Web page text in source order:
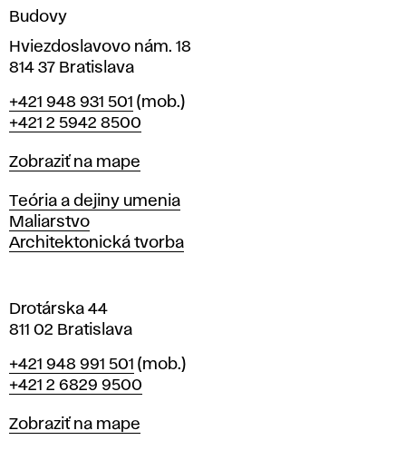
í
v
r
a
i
l
a
v
Budovy
Hviezdoslavovo nám. 18
814 37 Bratislava
Telefón
+421 948 931 501 (mob.)
+421 2 5942 8500
Mapa
Zobraziť na mape
Katedry
Teória a dejiny umenia
Maliarstvo
Architektonická tvorba
Drotárska 44
811 02 Bratislava
Telefón
+421 948 991 501 (mob.)
+421 2 6829 9500
Mapa
Zobraziť na mape